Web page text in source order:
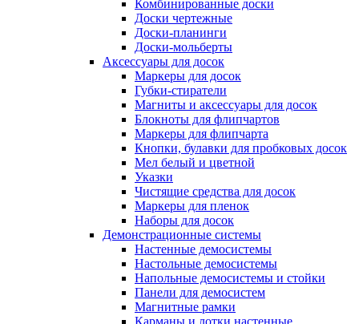
Комбинированные доски
Доски чертежные
Доски-планинги
Доски-мольберты
Аксессуары для досок
Маркеры для досок
Губки-стиратели
Магниты и аксессуары для досок
Блокноты для флипчартов
Маркеры для флипчарта
Кнопки, булавки для пробковых досок
Мел белый и цветной
Указки
Чистящие средства для досок
Маркеры для пленок
Наборы для досок
Демонстрационные системы
Настенные демосистемы
Настольные демосистемы
Напольные демосистемы и стойки
Панели для демосистем
Магнитные рамки